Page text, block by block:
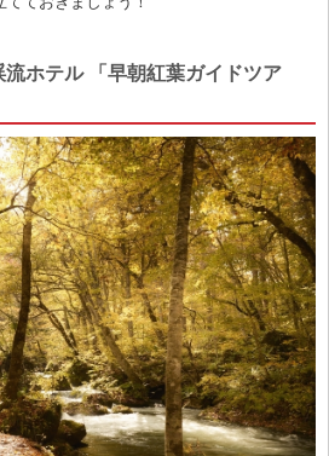
ホテル 「早朝紅葉ガイドツア